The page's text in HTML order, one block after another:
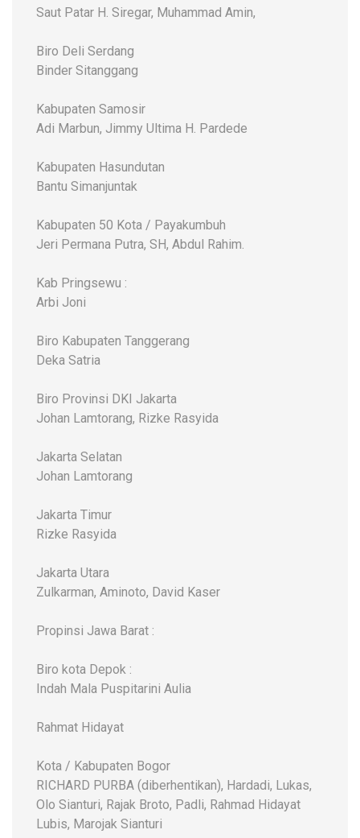
Saut Patar H. Siregar, Muhammad Amin,
Biro Deli Serdang
Binder Sitanggang
Kabupaten Samosir
Adi Marbun, Jimmy Ultima H. Pardede
Kabupaten Hasundutan
Bantu Simanjuntak
Kabupaten 50 Kota / Payakumbuh
Jeri Permana Putra, SH, Abdul Rahim.
Kab Pringsewu :
Arbi Joni
Biro Kabupaten Tanggerang
Deka Satria
Biro Provinsi DKI Jakarta
Johan Lamtorang, Rizke Rasyida
Jakarta Selatan
Johan Lamtorang
Jakarta Timur
Rizke Rasyida
Jakarta Utara
Zulkarman, Aminoto, David Kaser
Propinsi Jawa Barat :
Biro kota Depok :
Indah Mala Puspitarini Aulia
Rahmat Hidayat
Kota / Kabupaten Bogor
RICHARD PURBA (diberhentikan), Hardadi, Lukas,
Olo Sianturi, Rajak Broto, Padli, Rahmad Hidayat
Lubis, Marojak Sianturi